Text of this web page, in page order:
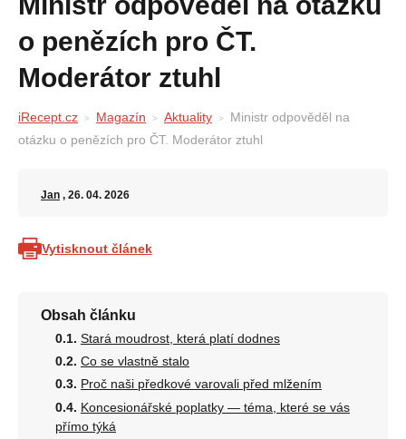
o penězích pro ČT.
Moderátor ztuhl
iRecept.cz Magazín Aktuality
Ministr odpověděl na
otázku o penězích pro ČT. Moderátor ztuhl
Jan , 26. 04. 2026
Vytisknout článek
Obsah článku
Stará moudrost, která platí dodnes
Co se vlastně stalo
Proč naši předkové varovali před mlžením
Koncesionářské poplatky — téma, které se vás
přímo týká